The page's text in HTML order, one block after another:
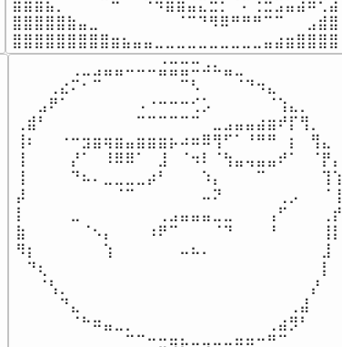
⣿⣿⣿⣦⡀⠀⠀⠀⠉⠓⠀⠀⠙⠻⣷⣶⣬⣍⣒⡂⠈⠍⢐⣛⣩⣥⣴⠾⢋⣼
⣿⣿⣿⣿⣿⣷⣤⣀⠀⠀⠀⠀⠀⠀⠀⠈⠉⠙⠻⠿⠛⠛⠛⠉⠉⠀⠀⣠⣾⣿
⣿⣿⣿⣿⣿⣿⣿⣿⣿⣶⣦⣤⣤⣀⣀⣀⣀⣀⣀⣀⣀⣀⣀⣤⣴⣶⣿⣿⣿⣿
⠀⠀⠀⠀⠀⢀⣀⣠⣤⣤⠤⠤⠤⣬⣭⣭⠭⠴⠦⣤⣀⠀⠀⠀⠀⠀⠀⠀⠀⠀
⠀⠀⠀⢀⣔⠍⠂⠉⠀⠀⠀⠀⠀⠀⠀⠉⠣⠀⠀⠀⠈⠙⠲⣄⠀⠀⠀⠀⠀⠀
⠀⠀⣠⠟⠁⠀⠀⠀⠀⠀⠀⠠⠐⠒⠒⠒⢊⡡⠀⠀⠀⠀⠀⠈⢱⣄⡀⠀⠀⠀
⢀⣾⠃⠀⠀⠀⠀⠀⠀⠀⠀⠉⠉⠉⠉⠉⠉⠀⣀⣠⣤⣤⣴⣶⠞⡏⢻⡀⠀⠀
⢸⠆⠀⠀⠐⠒⣲⣶⢶⣶⣤⣶⣶⣶⡦⠴⠶⠿⢻⠋⠁⠘⠛⠛⠀⡆⠀⢻⣄⠀
⢸⠀⠀⠀⠀⡜⠁⠀⠸⠿⠿⠁⠀⣸⠀⠈⠲⠇⠈⢳⣤⢤⣤⣤⠞⠁⠀⠈⡟⡄
⢸⠀⠀⠀⠀⠙⠦⠄⣀⣀⣀⣀⡴⠃⠀⠀⠀⠱⡄⠀⠀⠀⠉⠀⠀⠀⠀⠀⢹⢱
⡼⠀⠀⠀⠀⠀⠀⠀⠀⠈⠉⠀⠀⠀⠀⠀⠀⠤⠝⠀⠀⠀⠀⠀⢀⡠⠀⠀⠈⢸
⡇⠀⠀⠀⠀⣀⠀⠀⠀⠀⠀⠀⠀⢀⣠⣤⣤⣤⣀⣀⠀⠀⠀⢠⠋⠀⠀⠀⢀⡞
⣷⠀⠀⠀⠀⠀⠈⠢⡄⠀⠀⠀⠰⠟⠉⠀⠀⠀⠈⠙⠀⠀⠀⠘⠀⠀⠀⠀⢸⡇
⠻⡆⠀⠀⠀⠀⠀⠀⢱⠀⠀⠀⠀⠀⠀⠤⠦⠄⠀⠀⠀⠀⠀⠀⠀⠀⠀⠀⣸⠀
⠀⠙⢆⠀⠀⠀⠀⠀⠀⠀⠀⠀⠀⠀⠀⠀⠀⠀⠀⠀⠀⠀⠀⠀⠀⠀⠀⠀⡇⠀
⠀⠀⠈⢣⡀⠀⠀⠀⠀⠀⠀⠀⠀⠀⠀⠀⠀⠀⠀⠀⠀⠀⠀⠀⠀⠀⠀⡜⠀⠀
⠀⠀⠀⠀⠙⣄⠀⠀⠀⠀⠀⠀⠀⠀⠀⠀⠀⠀⠀⠀⠀⠀⠀⠀⠀⢀⣼⠀⠀⠀
⠀⠀⠀⠀⠀⠈⠓⠶⣤⣀⡀⠀⠀⠀⠀⠀⠀⠀⠀⠀⠀⠀⠀⢀⣴⡻⠃⠀⠀⠀
⠀⠀⠀⠀⠀⠀⠀⠀⠀⠀⠉⠉⠒⣒⢶⡦⠤⢤⠤⠤⠶⠶⠒⠛⠉⠀⠀⠀⠀⠀